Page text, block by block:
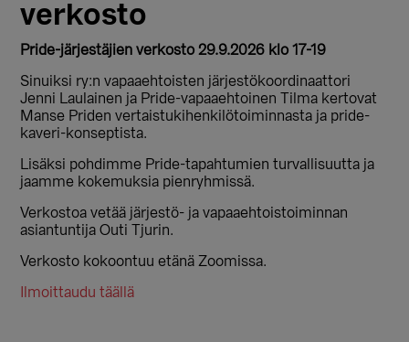
verkosto
Pride-järjestäjien verkosto 29.9.2026 klo 17-19
Sinuiksi ry:n vapaaehtoisten järjestökoordinaattori
Jenni Laulainen ja Pride-vapaaehtoinen Tilma kertovat
Manse Priden vertaistukihenkilötoiminnasta ja pride-
kaveri-konseptista.
Lisäksi pohdimme Pride-tapahtumien turvallisuutta ja
jaamme kokemuksia pienryhmissä.
Verkostoa vetää järjestö- ja vapaaehtoistoiminnan
asiantuntija Outi Tjurin.
Verkosto kokoontuu etänä Zoomissa.
Ilmoittaudu täällä